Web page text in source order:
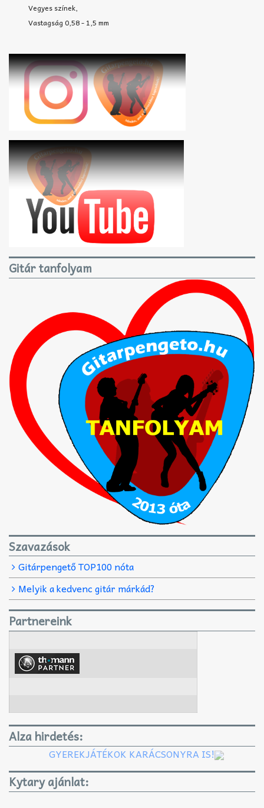
Vegyes színek,
Vastagság 0,58 - 1,5 mm
Gitár tanfolyam
Szavazások
Gitárpengető TOP100 nóta
Melyik a kedvenc gitár márkád?
Partnereink
Alza hirdetés:
GYEREKJÁTÉKOK KARÁCSONYRA IS!
Kytary ajánlat: